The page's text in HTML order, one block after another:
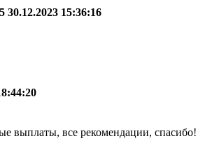
30.12.2023 15:36:16
выплаты, все рекомендации, спасибо!